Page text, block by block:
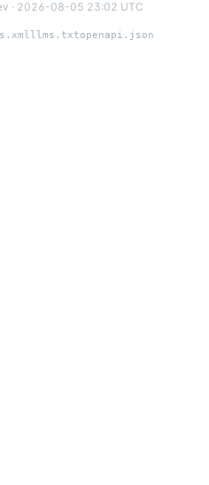
· 2026-08-05 23:02 UTC
llms.txtopenapi.json